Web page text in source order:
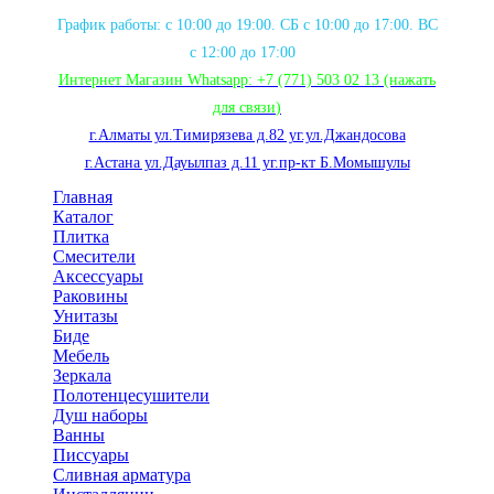
График работы: с 10:00 до 19:00. СБ с 10:00 до 17:00. ВС
с 12:00 до 17:00
Интернет Магазин Whatsapp: +7 (771) 503 02 13 (нажать
для связи)
г.Алматы ул.Тимирязева д.82 уг.ул.Джандосова
г.Астана ул.Дауылпаз д.11 уг.пр-кт Б.Момышулы
Главная
Каталог
Плитка
Смесители
Аксессуары
Раковины
Унитазы
Биде
Мебель
Зеркала
Полотенцесушители
Душ наборы
Ванны
Писсуары
Сливная арматура